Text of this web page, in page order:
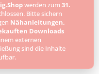
Arschlöcher
als Männer, aber
ich mich auch
froh, dass Du sie
werden zum 31.
Bitte sichern
Nähanleitungen,
Downloads
externen
sind die Inhalte